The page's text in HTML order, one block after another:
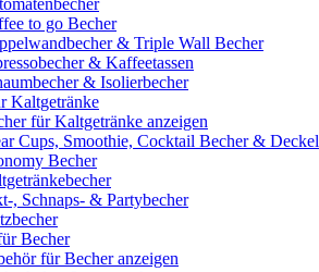
to go Becher
& Triple Wall Becher
& Kaffeetassen
& Isolierbecher
Kaltgetränke
für Kaltgetränke anzeigen
Cups, Smoothie, Cocktail Becher & Deckel
Becher
, Schnaps- & Partybecher
Becher
für Becher anzeigen